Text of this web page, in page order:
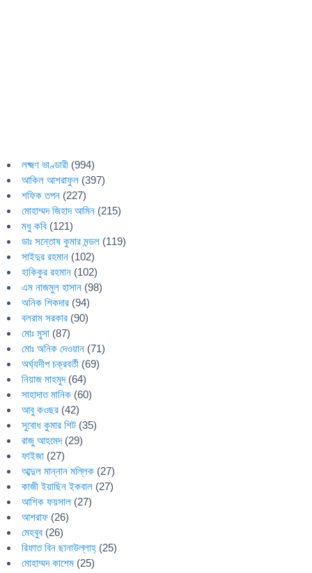
লক্ষ্মণ ভাণ্ডারী (994)
আকিল আশরাফুল (397)
শফিক তপন (227)
মোহাম্মদ জিহাদ আমিন (215)
মধু কবি (121)
ডাঃ সন্তোষ কুমার মন্ডল (119)
সাইদুর রহমান (102)
হাকিকুর রহমান (102)
এম নাজমুল হাসান (98)
অনিক শিকদার (94)
বলরাম সরকার (90)
মোঃ মুসা (87)
মোঃ অনিক দেওয়ান (71)
অর্ঘ্যদীপ চক্রবর্তী (69)
নিয়াজ মাহমুদ(64)
সাহাদাত মানিক (60)
আবু কওছর (42)
সুবোধ কুমার শিট (35)
রাজু আহমেদ(29)
ফাইজা (27)
আব্দুল মান্নান মল্লিক (27)
কাজী ইয়াছিন ইকবাল (27)
আশিক ফয়সাল (27)
আশরাফ (26)
মেহবুব (26)
রিফাত বিন ছানাউল্লাহ্ (25)
মোহাম্মদ কাশেম (25)